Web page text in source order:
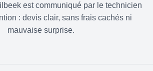
est communiqué par le technicien
: devis clair, sans frais cachés ni
mauvaise surprise.